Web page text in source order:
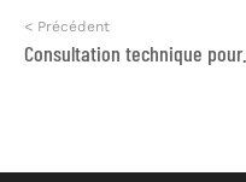
< Précédent
Consultation technique pour l’élaboration d’une revue d’étape du projet